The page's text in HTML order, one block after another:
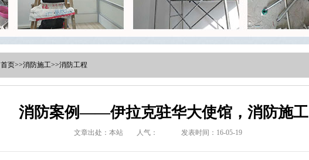
首页>>消防施工>>消防工程
消防案例——伊拉克驻华大使馆，消防施工
文章出处：本站 人气： 发表时间：16-05-19